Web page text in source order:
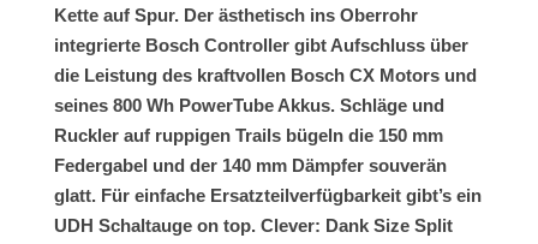
Kette auf Spur. Der ästhetisch ins Oberrohr
integrierte Bosch Controller gibt Aufschluss über
die Leistung des kraftvollen Bosch CX Motors und
seines 800 Wh PowerTube Akkus. Schläge und
Ruckler auf ruppigen Trails bügeln die 150 mm
Federgabel und der 140 mm Dämpfer souverän
glatt. Für einfache Ersatzteilverfügbarkeit gibt’s ein
UDH Schaltauge on top. Clever: Dank Size Split